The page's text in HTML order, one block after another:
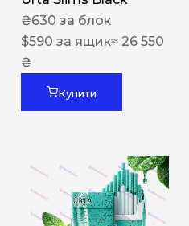
₴630 за блок
$590 за ящик≈ 26 550
₴
Купити